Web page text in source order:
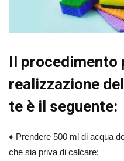
Il procedimento
realizzazione
te è il seguente:
♦ Prendere 500 ml di acqua
che sia priva di calcare;